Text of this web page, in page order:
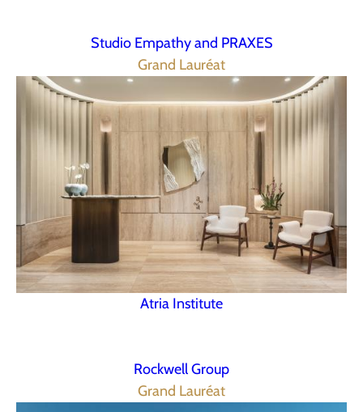
Studio Empathy and PRAXES
Grand Lauréat
Atria Institute
Rockwell Group
Grand Lauréat